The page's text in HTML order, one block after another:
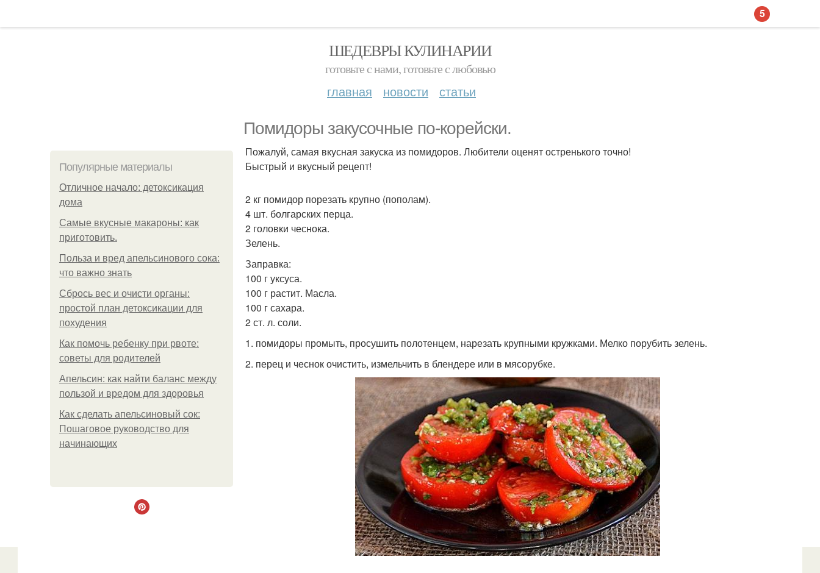
ШЕДЕВРЫ КУЛИНАРИИ
готовьте с нами, готовьте с любовью
главная новости статьи
Помидоры закусочные по-корейски.
Популярные материалы
Отличное начало: детоксикация
дома
Самые вкусные макароны: как
приготовить.
Польза и вред апельсинового сока:
что важно знать
Сбрось вес и очисти органы:
простой план детоксикации для
похудения
Как помочь ребенку при рвоте:
советы для родителей
Апельсин: как найти баланс между
пользой и вредом для здоровья
Как сделать апельсиновый сок:
Пошаговое руководство для
начинающих
Пожалуй, самая вкусная закуска из помидоров. Любители оценят остренького точно!
Быстрый и вкусный рецепт!
2 кг помидор порезать крупно (пополам).
4 шт. болгарских перца.
2 головки чеснока.
Зелень.
Заправка:
100 г уксуса.
100 г растит. Масла.
100 г сахара.
2 ст. л. соли.
1. помидоры промыть, просушить полотенцем, нарезать крупными кружками. Мелко порубить зелень.
2. перец и чеснок очистить, измельчить в блендере или в мясорубке.
5